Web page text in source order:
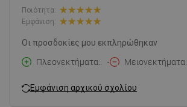
Ποιότητα:
Εμφάνιση:
Οι προσδοκίες μου εκπληρώθηκαν
Πλεονεκτήματα:
- Μειονεκτήματα:
Εμφάνιση αρχικού σχολίου